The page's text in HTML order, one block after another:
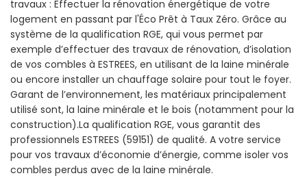
travaux : Effectuer la rénovation énergétique de votre
logement en passant par l'Éco Prêt à Taux Zéro. Grâce au
système de la qualification RGE, qui vous permet par
exemple d’effectuer des travaux de rénovation, d’isolation
de vos combles à ESTREES, en utilisant de la laine minérale
ou encore installer un chauffage solaire pour tout le foyer.
Garant de l’environnement, les matériaux principalement
utilisé sont, la laine minérale et le bois (notamment pour la
construction).La qualification RGE, vous garantit des
professionnels ESTREES (59151) de qualité. A votre service
pour vos travaux d’économie d’énergie, comme isoler vos
combles perdus avec de la laine minérale.